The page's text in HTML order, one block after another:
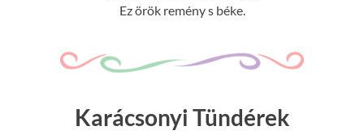
Ez örök remény s béke.
Karácsonyi Tündérek